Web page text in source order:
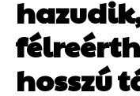
hosszú